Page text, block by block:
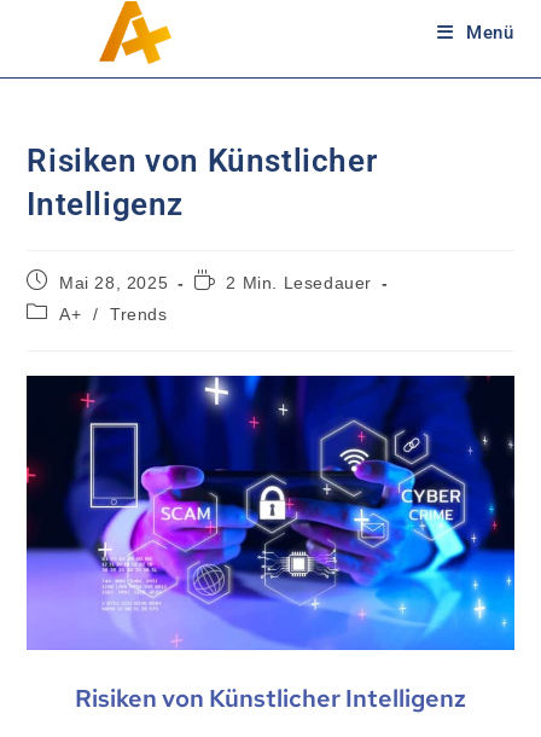
Menü
Risiken von Künstlicher
Intelligenz
Mai 28, 2025
2 Min. Lesedauer
A+
/ Trends
Risiken von Künstlicher Intelligenz